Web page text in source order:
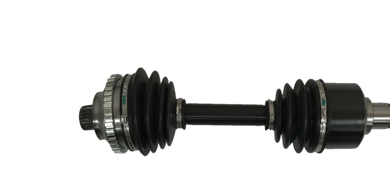
tätningsring
49,5 mm
Antal kuggar
ABS-ring
ABS-ring-
diameter
Längd 2